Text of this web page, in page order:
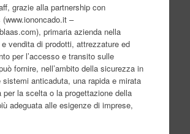
grazie alla partnership con
(www.iononcado.it –
primaria azienda nella
vendita di prodotti, attrezzature ed
per l’accesso e transito sulle
fornire, nell’ambito della sicurezza in
sistemi anticaduta, una rapida e mirata
per la scelta o la progettazione della
adeguata alle esigenze di imprese,